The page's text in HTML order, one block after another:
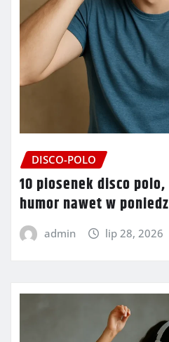
DISCO-POLO
10 piosenek disco
humor nawet w
admin lip 28, 2026